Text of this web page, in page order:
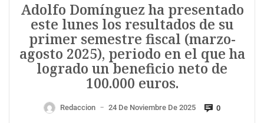
Adolfo Domínguez ha presentado
este lunes los resultados de su
primer semestre fiscal (marzo-
agosto 2025), periodo en el que ha
logrado un beneficio neto de
100.000 euros.
Redaccion — 24 De Noviembre De 2025 0